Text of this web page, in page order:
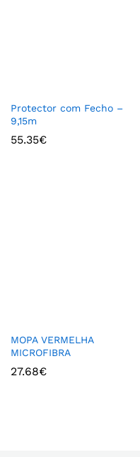
Protector com Fecho –
9,15m
55.35€
MOPA VERMELHA
MICROFIBRA
27.68€